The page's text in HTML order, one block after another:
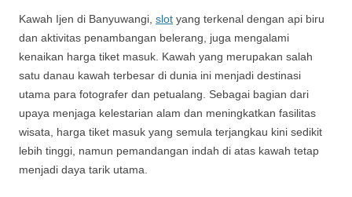
Kawah Ijen di Banyuwangi, slot yang terkenal dengan api biru
dan aktivitas penambangan belerang, juga mengalami
kenaikan harga tiket masuk. Kawah yang merupakan salah
satu danau kawah terbesar di dunia ini menjadi destinasi
utama para fotografer dan petualang. Sebagai bagian dari
upaya menjaga kelestarian alam dan meningkatkan fasilitas
wisata, harga tiket masuk yang semula terjangkau kini sedikit
lebih tinggi, namun pemandangan indah di atas kawah tetap
menjadi daya tarik utama.